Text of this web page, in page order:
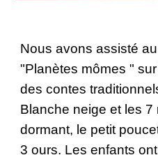
Nous avons assisté
"Planètes mômes "
des contes
Blanche neige et les
dormant, le petit
3 ours. Les enfants